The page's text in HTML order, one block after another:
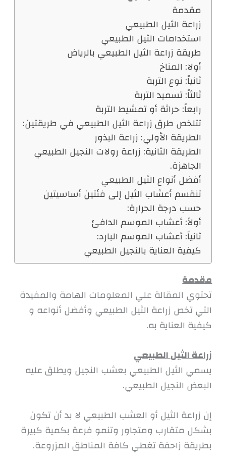
مقدمة
زراعة الثيل الطبيعي
استخدامات الثيل الطبيعي
طريقة زراعة الثيل الطبيعي بالرياض
أولا: المناخ
ثانياً: نوع التربة
ثالثاً: تسميد التربة
رابعاً: حراثة أو تمشيط التربة
تتلخص طرق زراعة الثيل الطبيعي في طريقتين:
الطريقة الأولي: زراعة البذور
الطريقة الثانية: زراعة رولات النجيل الطبيعي
الجاهزة.
أفضل أنواع الثيل الطبيعي
تنقسم أعشاب الثيل إلى فئتين أساسيتين
حسب درجة الحرارة:
أولاً: أعشاب الموسم الدافئ
ثانياً: أعشاب الموسم البارد:
كيفية العناية بالنجيل الطبيعي
مقدمة
تحتوي المقالة علي المعلومات الهامة والمفيدة
التي تخص زراعة الثيل الطبيعي وأفضل أنواعه و
كيفية العناية به.
زراعة الثيل الطبيعي
يسمي الثيل الطبيعي بعشب النجيل ويطلق عليه
البعض النجيل الطبيعي.
إن زراعة الثيل أو العشب الطبيعي لا بد أن تكون
بشكل متقارب ومتجاور وتنمو فرعة بكمية كبيرة
بطريقة زاحفة تغطي كافة المناطق المزروعة.